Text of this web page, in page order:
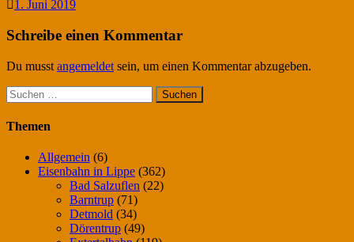
1. Juni 2019
Schreibe einen Kommentar
Du musst angemeldet sein, um einen Kommentar abzugeben.
Suchen
nach:
Themen
Allgemein (6)
Eisenbahn in Lippe (362)
Bad Salzuflen (22)
Barntrup (71)
Detmold (34)
Dörentrup (49)